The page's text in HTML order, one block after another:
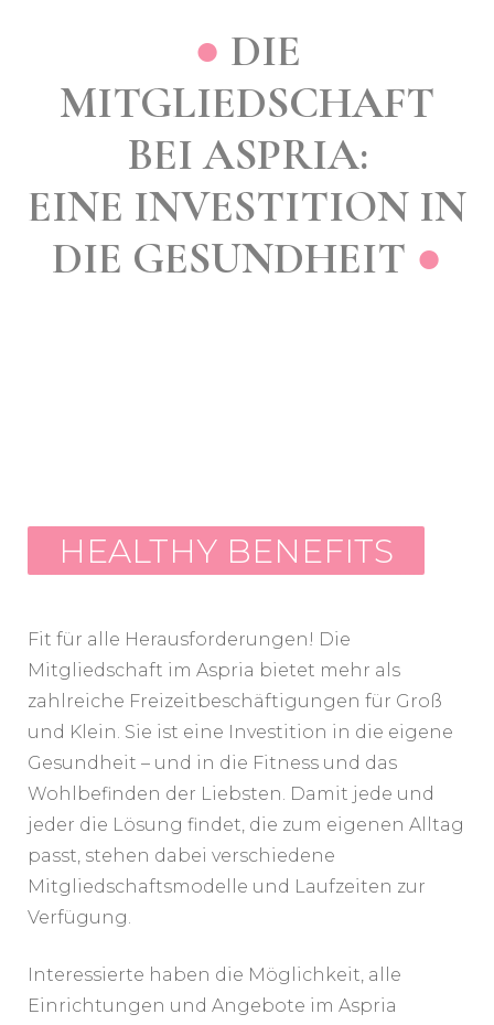
● DIE
MITGLIEDSCHAFT
BEI ASPRIA:
EINE INVESTITION IN
DIE GESUNDHEIT ●
HEALTHY BENEFITS
Fit für alle Herausforderungen! Die
Mitgliedschaft im Aspria bietet mehr als
zahlreiche Freizeitbeschäftigungen für Groß
und Klein. Sie ist eine Investition in die eigene
Gesundheit – und in die Fitness und das
Wohlbefinden der Liebsten. Damit jede und
jeder die Lösung findet, die zum eigenen Alltag
passt, stehen dabei verschiedene
Mitgliedschaftsmodelle und Laufzeiten zur
Verfügung.
Interessierte haben die Möglichkeit, alle
Einrichtungen und Angebote im Aspria